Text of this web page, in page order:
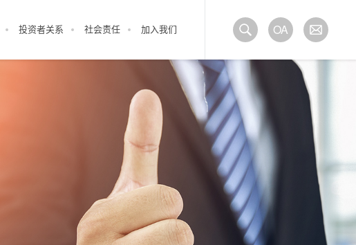
OA
投资者关系 社会责任 加入我们